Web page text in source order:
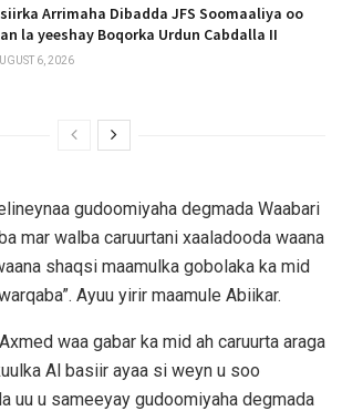
Arrimaha Dibadda JFS Soomaaliya oo
la yeeshay Boqorka Urdun Cabdalla II
6, 2026
gudoomiyaha degmada Waabari
mar walba caruurtani xaaladooda waana
shaqsi maamulka gobolaka ka mid
Ayuu yirir maamule Abiikar.
waa gabar ka mid ah caruurta araga
Al basiir ayaa si weyn u soo
uu u sameeyay gudoomiyaha degmada